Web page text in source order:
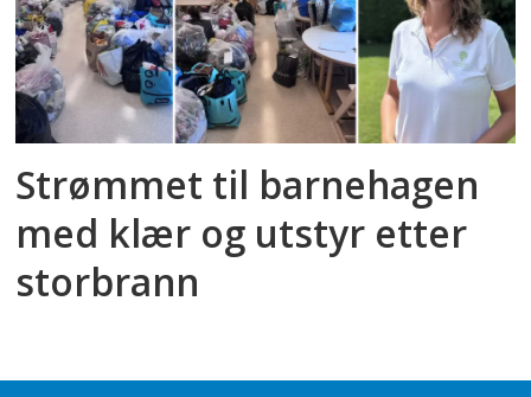
Strømmet til barnehagen
med klær og utstyr etter
storbrann